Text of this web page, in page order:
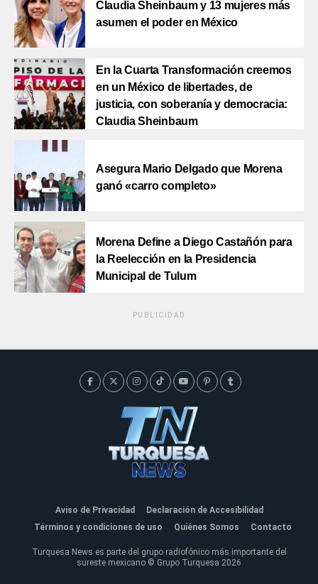
Claudia Sheinbaum y 13 mujeres más
asumen el poder en México
En la Cuarta Transformación creemos
en un México de libertades, de
justicia, con soberanía y democracia:
Claudia Sheinbaum
Asegura Mario Delgado que Morena
ganó «carro completo»
Morena Define a Diego Castañón para
la Reelección en la Presidencia
Municipal de Tulum
PUBLICIDAD
Aviso de Privacidad
Declaración de Accesibilidad
Términos y condiciones de uso
Quiénes Somos Contacto
Turquesa News es parte del grupo radiofónico más importante del
sureste mexicano © Grupo Turquesa 2026